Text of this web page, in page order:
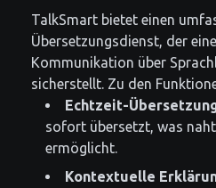
TalkSmart bietet einen
Übersetzungsdienst, der
Kommunikation über
sicherstellt. Zu den
Echtzeit-
sofort übersetzt, was
ermöglicht.
Kontextuelle